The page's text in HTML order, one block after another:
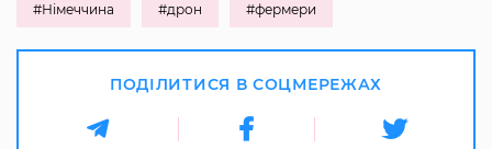
#Німеччина #дрон #фермери
ПОДІЛИТИСЯ В СОЦМЕРЕЖАХ